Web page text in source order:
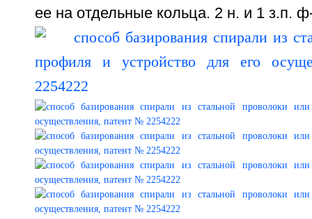
ее на отдельные кольца. 2 н. и 1 з.п.